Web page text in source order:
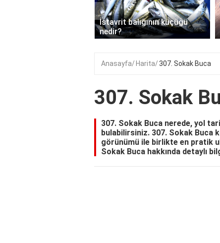
İstavrit balığının küçüğü
nedir?
‹
Anasayfa Harita 307. Sokak Buca
307. Sokak
307. Sokak Buca nerede, yol
bulabilirsiniz. 307. Sokak Buca
görünümü ile birlikte en pratik
Sokak Buca hakkında detaylı